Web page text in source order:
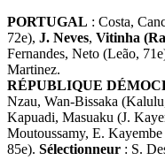
PORTUGAL : Costa,
72e), J. Neves, Vitinha
Fernandes, Neto (Leão,
Martinez.
RÉPUBLIQUE
Nzau, Wan-Bissaka
Kapuadi, Masuaku (J.
Moutoussamy, E.
85e). Sélectionneur : S.